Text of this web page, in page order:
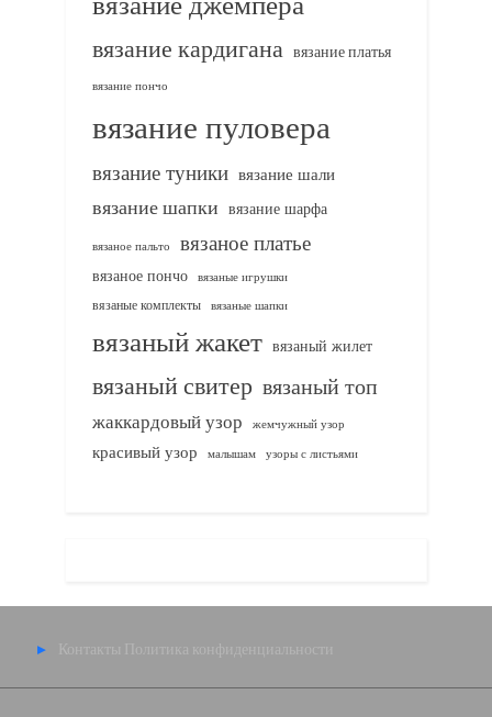
вязание кардигана вязание платья
вязание пончо
вязание пуловера
вязание туники вязание шали
вязание шапки вязание шарфа
вязаное пальто вязаное платье
вязаное пончо вязаные игрушки
вязаные комплекты
вязаные шапки
вязаный жакет вязаный жилет
вязаный свитер вязаный топ
жаккардовый узор жемчужный узор
красивый узор малышам узоры с листьями
Контакты Политика конфиденциальности